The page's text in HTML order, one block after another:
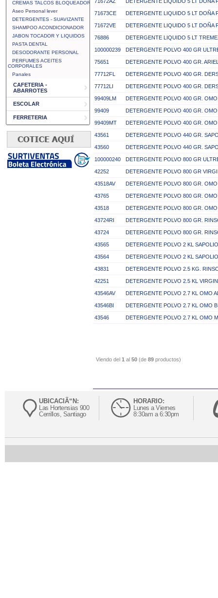
CREMAS TALCOS BLOQUEADOR
Aseo Personal lever
DETERGENTES - SUAVIZANTE
SHAMPOO ACONDICIONADOR
JABON TOCADOR Y LIQUIDOS
PASTA DENTAL
DESODORANTE PERSONAL
PERFUMES ACEITES
CORPORALES
Panales
CAFETERIA -
ABARROTES
ESCOLAR
FERRETERIA
71673CE DETERGENTE LIQUIDO 5 LT DOÑA
71672VE DETERGENTE LIQUIDO 5 LT DOÑA
76886 DETERGENTE LIQUIDO 5 LT
100000239 DETERGENTE POLVO 400 GR
75651 DETERGENTE POLVO 400 GR.
77712FL DETERGENTE POLVO 400 GR.
77712LI DETERGENTE POLVO 400 GR.
99409LM DETERGENTE POLVO 400 GR. OMO
99409 DETERGENTE POLVO 400 GR.
99409MT DETERGENTE POLVO 400 GR.
43561 DETERGENTE POLVO 440 GR.
43560 DETERGENTE POLVO 440 GR.
100000240 DETERGENTE POLVO 800 GR
42252 DETERGENTE POLVO 800 GR
43518AV DETERGENTE POLVO 800 GR.
43765 DETERGENTE POLVO 800 GR.
43518 DETERGENTE POLVO 800 GR.
43724RI DETERGENTE POLVO 800 GR.
43724 DETERGENTE POLVO 800 GR.
43565 DETERGENTE POLVO 2 KL
43564 DETERGENTE POLVO 2 KL
43831 DETERGENTE POLVO 2.5 KG.
42251 DETERGENTE POLVO 2.5 KL
43546AV DETERGENTE POLVO 2.7 KL OMO
43546BI DETERGENTE POLVO 2.7 KL OMO
43546 DETERGENTE POLVO 2.7 KL OMO
Viendo del 1 al 50 (de 89 productos)
UBICACIÃ“N:
Las Hortensias 900
Cerrillos, Santiago
HORARIO:
Lunes a Viernes
8:30am a 6:30pm